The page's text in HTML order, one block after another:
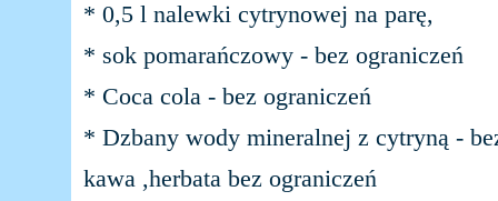
* 0,5 l nalewki cytrynowej na parę,
* sok pomarańczowy - bez ograniczeń
* Coca cola - bez ograniczeń
* Dzbany wody mineralnej z cytryną -
kawa ,herbata bez ograniczeń